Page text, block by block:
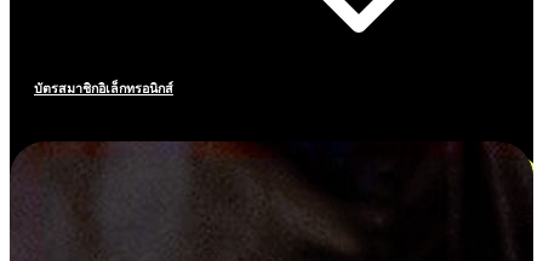
บัตรสมาชิกอิเล็กทรอนิกส์